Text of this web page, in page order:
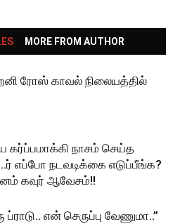
MORE FROM AUTHOR
ரோஸ் காவல் நிலையத்தில்
கர்ப்பமாக்கி நாசம் செய்த
எப்போ நடவடிக்கை எடுப்பீங்க?
கவுர் ஆவேசம்!!
ப்ராடு.. என் செருப்பு வேணுமா..”